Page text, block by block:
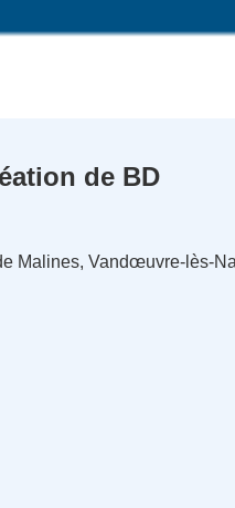
de BD
Malines, Vandœuvre-lès-